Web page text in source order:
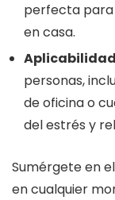
perfecta para
en casa.
personas,
de oficina o
del estrés y
Sumérgete en
en cualquier